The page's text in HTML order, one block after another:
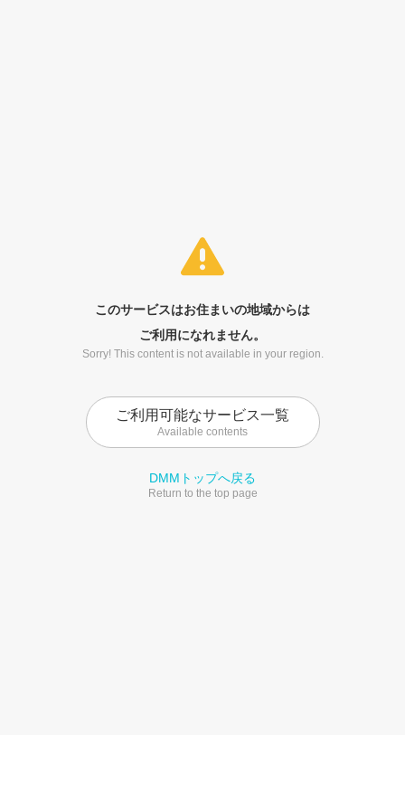
このサービスはお住まいの地域からは
ご利用になれません。
Sorry! This content is not available in your region.
ご利用可能なサービス一覧
Available contents
DMMトップへ戻る
Return to the top page